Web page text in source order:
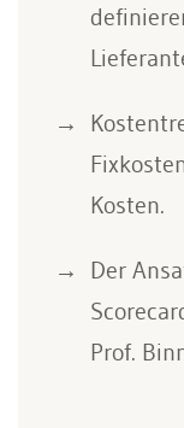
Kosten.
Der
Prof.